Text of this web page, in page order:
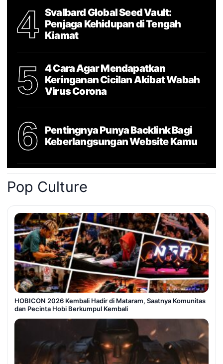
4
Svalbard Global Seed Vault:
Penjaga Kehidupan di Tengah
Kiamat
5
4 Cara Agar Mendapatkan
Keringanan Cicilan Akibat Wabah
Virus Corona
6
Pentingnya Punya Backlink Bagi
Keberlangsungan Website Kamu
Pop Culture
HOBICON 2026 Kembali Hadir di Mataram, Saatnya Komunitas
dan Pecinta Hobi Berkumpul Kembali